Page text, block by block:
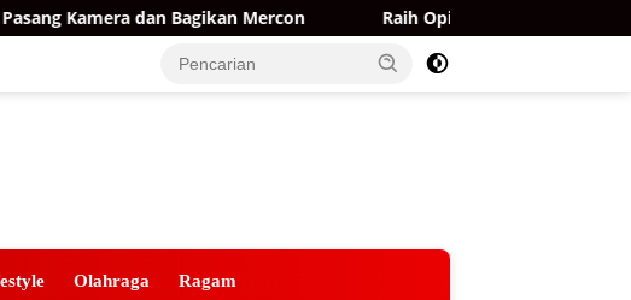
Kamera dan Bagikan Mercon Raih Opini WTP ke-15 Berturut-
Olahraga Ragam